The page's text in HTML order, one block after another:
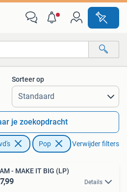
afstanden…
Sorteer op
je zoekopdracht
Pop Verwijder filters
- MAKE IT BIG (LP)
Details